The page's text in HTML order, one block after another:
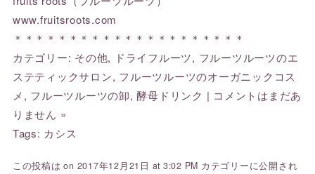
www.fruitsroots.com
＊＊＊＊＊＊＊＊＊＊＊＊＊＊＊＊＊＊＊＊＊
カテゴリー: その他, ドライフルーツ, フルーツルーツのエ
ステティックサロン, フルーツルーツのオーガニックコス
メ, フルーツルーツの卸, 酵母ドリンク | コメントはまだあ
りません »
Tags: カシス
この投稿は on 2017年12月21日 at 3:02 PM カテゴリーに公開され